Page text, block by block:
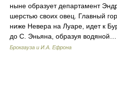
ныне образует департамент
шерстью своих овец. Главный
ниже Невера на Луаре, идет к
до С. Эньяна, образуя
Брокгауза и И.А. Ефрона